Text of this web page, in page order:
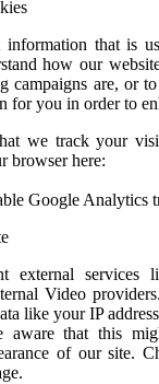
information that is
how our
campaigns are, or
for you in order to
we track your
browser here:
Google Analytics
external services
Video
like your IP
aware that this
of our site.